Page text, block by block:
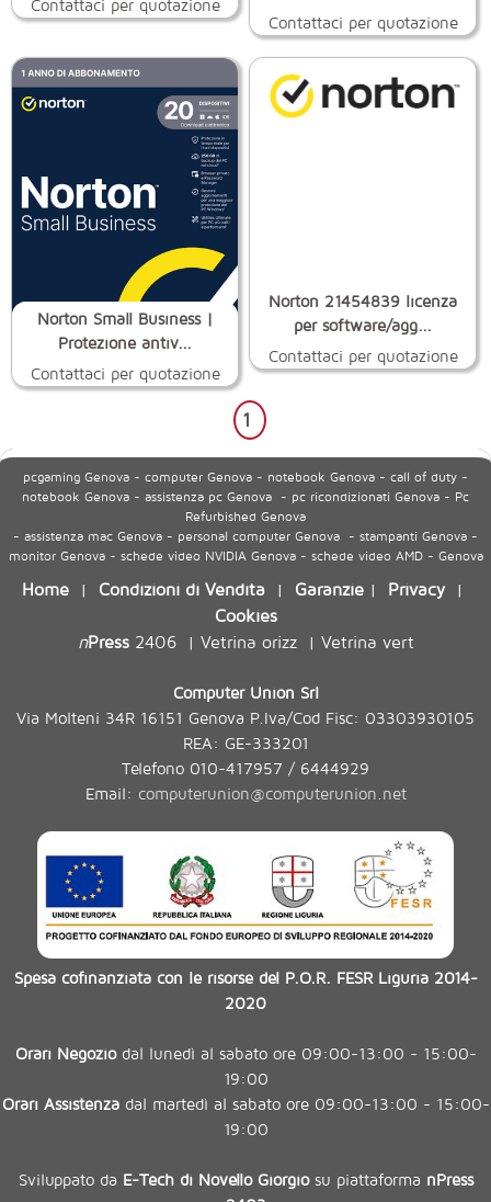
Contattaci per quotazione
Contattaci per quotazione
Norton Small Business |
Protezione antiv...
Contattaci per quotazione
Norton 21454839 licenza
per software/agg...
Contattaci per quotazione
1
pcgaming Genova - computer Genova - notebook Genova - call of duty -
notebook Genova - assistenza pc Genova - pc ricondizionati Genova - Pc
Refurbished Genova
- assistenza mac Genova - personal computer Genova - stampanti Genova -
monitor Genova - schede video NVIDIA Genova - schede video AMD - Genova
Home | Condizioni di Vendita | Garanzie | Privacy|
Cookies
nPress2406| Vetrina orizz| Vetrina vert
Computer Union Srl
Via Molteni 34R 16151 Genova P.Iva/Cod Fisc: 03303930105
REA: GE-333201
Telefono 010-417957 / 6444929
Email: computerunion@computerunion.net
Spesa cofinanziata con le risorse del P.O.R. FESR Liguria 2014-
2020
Orari Negoziodal lunedì al sabato ore 09:00-13:00 - 15:00-
19:00
Orari Assistenzadal martedì al sabato ore 09:00-13:00 - 15:00-
19:00
Sviluppato da E-Tech di Novello Giorgiosu piattaforma nPress